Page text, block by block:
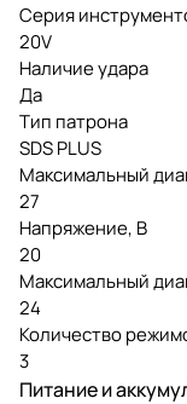
Серия
20V
Наличие удара
Да
Тип патрона
SDS PLUS
Максимальный
27
Напряжение, В
20
Максимальный
24
Количество
3
Питание и